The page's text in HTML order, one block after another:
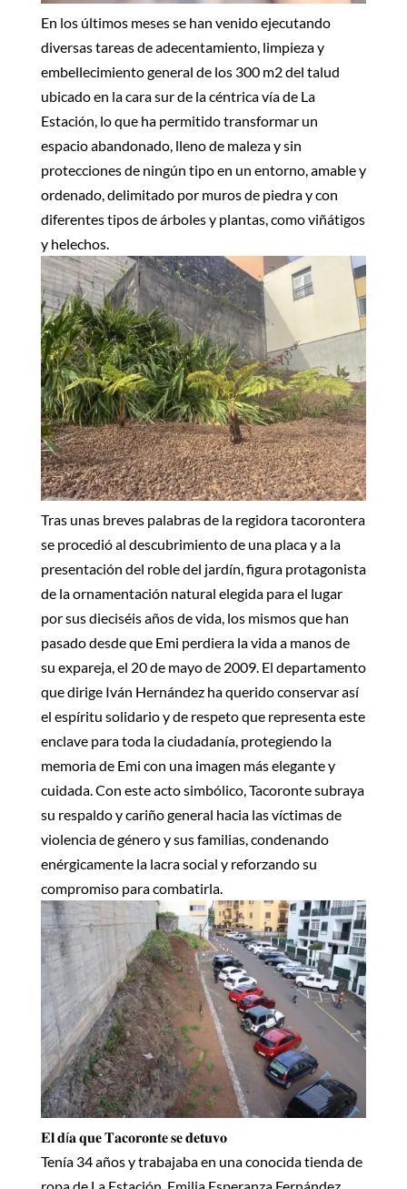
En los últimos meses se han venido ejecutando
diversas tareas de adecentamiento, limpieza y
embellecimiento general de los 300 m2 del talud
ubicado en la cara sur de la céntrica vía de La
Estación, lo que ha permitido transformar un
espacio abandonado, lleno de maleza y sin
protecciones de ningún tipo en un entorno, amable y
ordenado, delimitado por muros de piedra y con
diferentes tipos de árboles y plantas, como viñátigos
y helechos.
Tras unas breves palabras de la regidora tacorontera
se procedió al descubrimiento de una placa y a la
presentación del roble del jardín, figura protagonista
de la ornamentación natural elegida para el lugar
por sus dieciséis años de vida, los mismos que han
pasado desde que Emi perdiera la vida a manos de
su expareja, el 20 de mayo de 2009. El departamento
que dirige Iván Hernández ha querido conservar así
el espíritu solidario y de respeto que representa este
enclave para toda la ciudadanía, protegiendo la
memoria de Emi con una imagen más elegante y
cuidada. Con este acto simbólico, Tacoronte subraya
su respaldo y cariño general hacia las víctimas de
violencia de género y sus familias, condenando
enérgicamente la lacra social y reforzando su
compromiso para combatirla.
𝐄𝐥 𝐝í𝐚 𝐪𝐮𝐞 𝐓𝐚𝐜𝐨𝐫𝐨𝐧𝐭𝐞 𝐬𝐞 𝐝𝐞𝐭𝐮𝐯𝐨
Tenía 34 años y trabajaba en una conocida tienda de